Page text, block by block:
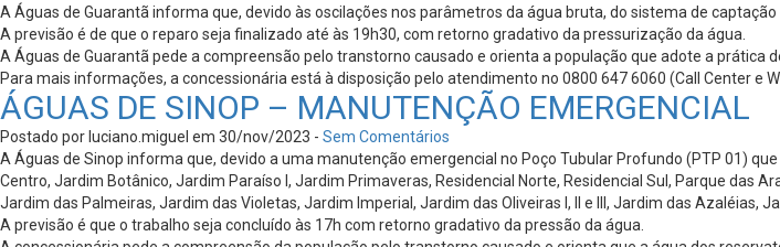
A Águas de Guarantã informa que, devido às oscilações nos parâmetros da água bruta, do sistema de
A previsão é de que o reparo seja finalizado até às 19h30, com retorno gradativo da pressurização da água.
A Águas de Guarantã pede a compreensão pelo transtorno causado e orienta a população que adote a prática
Para mais informações, a concessionária está à disposição pelo atendimento no 0800 647 6060 (Call Center e
ÁGUAS DE SINOP – MANUTENÇÃO EMERGENCIAL
Postado por luciano.miguel em 30/nov/2023 - Sem Comentários
A Águas de Sinop informa que, devido a uma manutenção emergencial no Poço Tubular Profundo (PTP 01)
Centro, Jardim Botânico, Jardim Paraíso l, Jardim Primaveras, Residencial Norte, Residencial Sul, Parque das
Jardim das Palmeiras, Jardim das Violetas, Jardim Imperial, Jardim das Oliveiras l, ll e lll, Jardim das Azaléias,
A previsão é que o trabalho seja concluído às 17h com retorno gradativo da pressão da água.